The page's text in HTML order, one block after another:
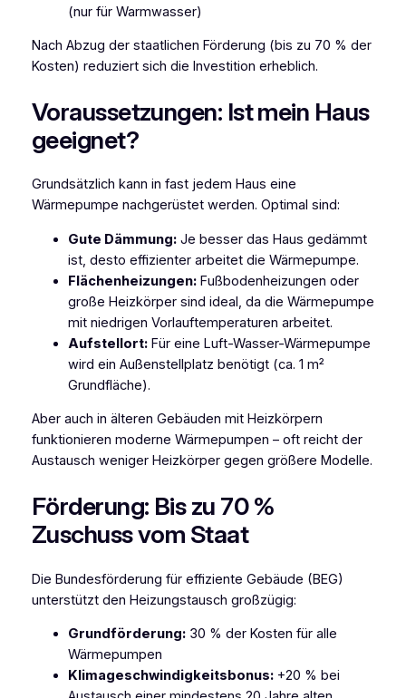
(nur für Warmwasser)
Nach Abzug der staatlichen Förderung (bis zu 70 % der
Kosten) reduziert sich die Investition erheblich.
Voraussetzungen: Ist mein Haus
geeignet?
Grundsätzlich kann in fast jedem Haus eine
Wärmepumpe nachgerüstet werden. Optimal sind:
Gute Dämmung:Je besser das Haus gedämmt
ist, desto effizienter arbeitet die Wärmepumpe.
Flächenheizungen:Fußbodenheizungen oder
große Heizkörper sind ideal, da die Wärmepumpe
mit niedrigen Vorlauftemperaturen arbeitet.
Aufstellort:Für eine Luft-Wasser-Wärmepumpe
wird ein Außenstellplatz benötigt (ca. 1 m²
Grundfläche).
Aber auch in älteren Gebäuden mit Heizkörpern
funktionieren moderne Wärmepumpen – oft reicht der
Austausch weniger Heizkörper gegen größere Modelle.
Förderung: Bis zu 70 %
Zuschuss vom Staat
Die Bundesförderung für effiziente Gebäude (BEG)
unterstützt den Heizungstausch großzügig:
Grundförderung:30 % der Kosten für alle
Wärmepumpen
Klimageschwindigkeitsbonus:+20 % bei